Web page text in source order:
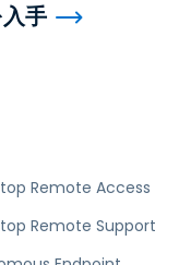
Remote Access
Remote Support
手